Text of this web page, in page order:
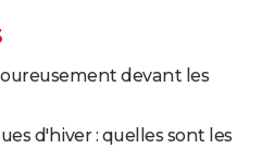
2026
devant les
d'hiver : quelles sont les